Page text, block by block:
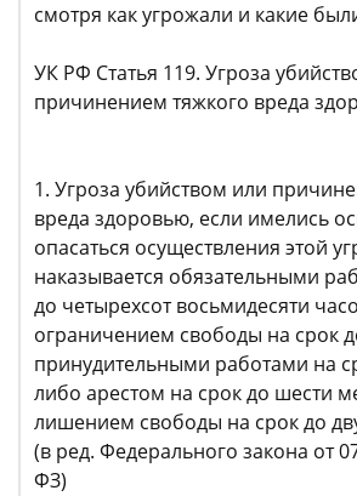
смотря как угрожали и какие
УК РФ Статья 119. Угроза
причинением тяжкого вреда
1. Угроза убийством или
вреда здоровью, если имелись
опасаться осуществления этой
наказывается обязательными
до четырехсот восьмидесяти
ограничением свободы на срок
принудительными работами на
либо арестом на срок до шести
лишением свободы на срок до
(в ред. Федерального закона от
ФЗ)